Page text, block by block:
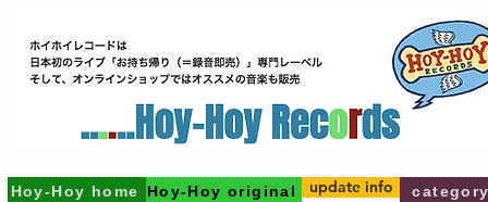
Hoy-Hoy home Hoy-Hoy original update info